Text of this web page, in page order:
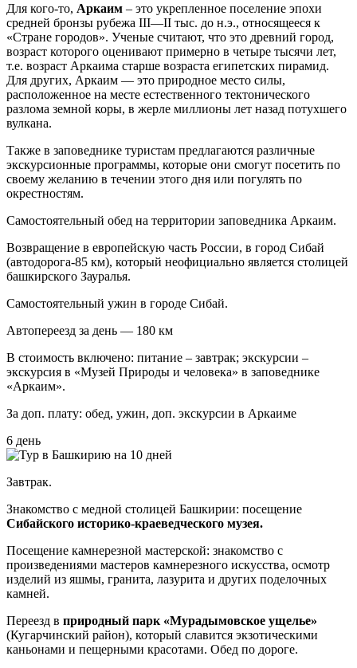
Для кого-то, Аркаим – это укрепленное поселение эпохи
средней бронзы рубежа III—II тыс. до н.э., относящееся к
«Стране городов». Ученые считают, что это древний город,
возраст которого оценивают примерно в четыре тысячи лет,
т.е. возраст Аркаима старше возраста египетских пирамид.
Для других, Аркаим — это природное место силы,
расположенное на месте естественного тектонического
разлома земной коры, в жерле миллионы лет назад потухшего
вулкана.
Также в заповеднике туристам предлагаются различные
экскурсионные программы, которые они смогут посетить по
своему желанию в течении этого дня или погулять по
окрестностям.
Самостоятельный обед на территории заповедника Аркаим.
Возвращение в европейскую часть России, в город Сибай
(автодорога-85 км), который неофициально является столицей
башкирского Зауралья.
Самостоятельный ужин в городе Сибай.
Автопереезд за день — 180 км
В стоимость включено: питание – завтрак; экскурсии –
экскурсия в «Музей Природы и человека» в заповеднике
«Аркаим».
За доп. плату: обед, ужин, доп. экскурсии в Аркаиме
6 день
Завтрак.
Знакомство с медной столицей Башкирии: посещение
Сибайского историко-краеведческого музея.
Посещение камнерезной мастерской: знакомство с
произведениями мастеров камнерезного искусства, осмотр
изделий из яшмы, гранита, лазурита и других поделочных
камней.
Переезд в природный парк «Мурадымовское ущелье»
(Кугарчинский район), который славится экзотическими
каньонами и пещерными красотами. Обед по дороге.